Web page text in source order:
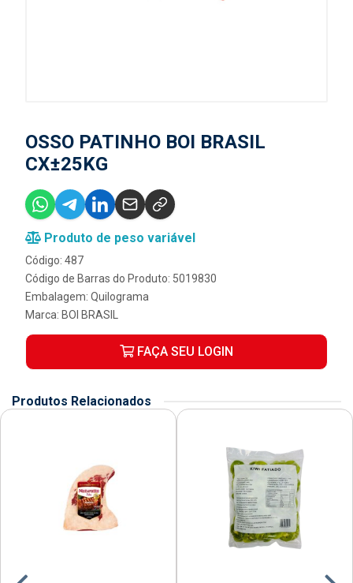
OSSO PATINHO BOI BRASIL
CX±25KG
Produto de peso variável
Código: 487
Código de Barras do Produto: 5019830
Embalagem: Quilograma
Marca: BOI BRASIL
FAÇA SEU LOGIN
Produtos Relacionados